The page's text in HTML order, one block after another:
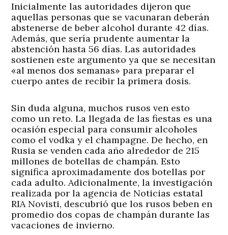
Inicialmente las autoridades dijeron que
aquellas personas que se vacunaran deberán
abstenerse de beber alcohol durante 42 días.
Además, que sería prudente aumentar la
abstención hasta 56 días. Las autoridades
sostienen este argumento ya que se necesitan
«al menos dos semanas» para preparar el
cuerpo antes de recibir la primera dosis.
Sin duda alguna, muchos rusos ven esto
como un reto. La llegada de las fiestas es una
ocasión especial para consumir alcoholes
como el vodka y el champagne. De hecho, en
Rusia se venden cada año alrededor de 215
millones de botellas de champán. Esto
significa aproximadamente dos botellas por
cada adulto. Adicionalmente, la investigación
realizada por la agencia de Noticias estatal
RIA Novisti, descubrió que los rusos beben en
promedio dos copas de champán durante las
vacaciones de invierno.